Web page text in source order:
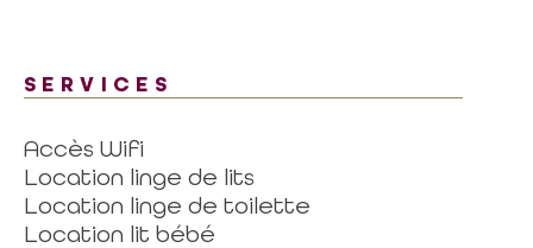
SERVICES
Accès Wifi
Location linge de lits
Location linge de toilette
Location lit bébé